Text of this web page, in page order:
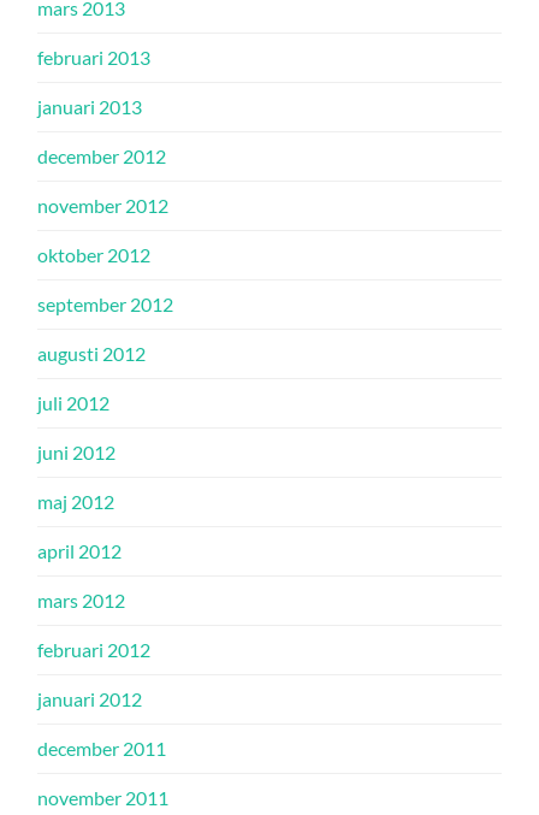
mars 2013
februari 2013
januari 2013
december 2012
november 2012
oktober 2012
september 2012
augusti 2012
juli 2012
juni 2012
maj 2012
april 2012
mars 2012
februari 2012
januari 2012
december 2011
november 2011